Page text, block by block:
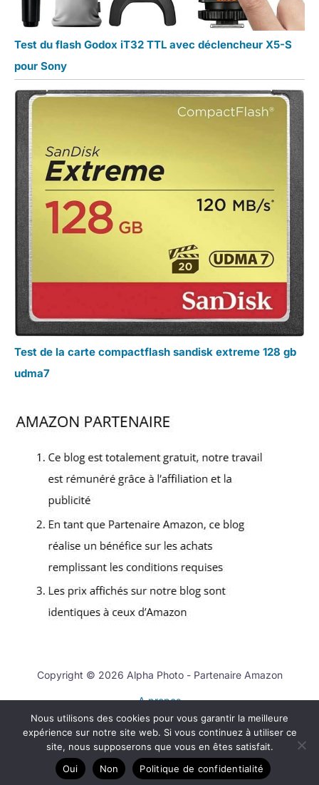
Test du flash Godox iT32 TTL avec déclencheur X5-S
pour Sony
Test de la carte compactflash sandisk extreme 128 gb
udma7
Copyright © 2026 Alpha Photo - Partenaire Amazon
A propos
Contact
Mentions légales
Politique de confidentialité
Nous utilisons des cookies pour vous garantir la meilleure
expérience sur notre site web. Si vous continuez à utiliser ce
site, nous supposerons que vous en êtes satisfait.
Oui
Non Politique de confidentialité